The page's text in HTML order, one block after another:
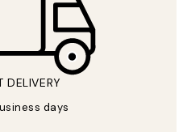
DELIVERY
days